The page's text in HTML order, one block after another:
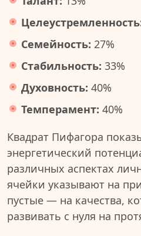
Семейность: 27%
Стабильность: 33%
Духовность: 40%
Темперамент: 40%
Квадрат Пифагора
энергетический
различных аспектах
ячейки указывают на
пустые — на качества,
развивать с нуля на